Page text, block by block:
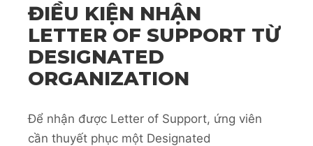
ĐIỀU KIỆN NHẬN
LETTER OF SUPPORT TỪ
DESIGNATED
ORGANIZATION
Để nhận được Letter of Support, ứng viên
cần thuyết phục một Designated